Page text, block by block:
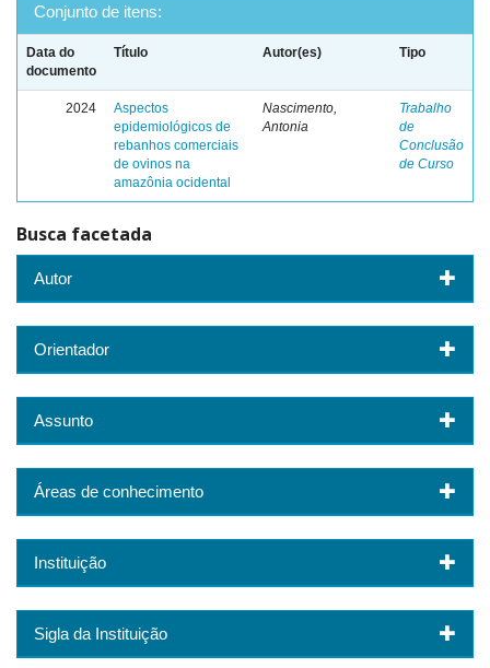
Conjunto de itens:
Data do
documento
Título Autor(es) Tipo
2024
Aspectos
epidemiológicos de
rebanhos comerciais
de ovinos na
amazônia ocidental
Nascimento,
Antonia
Trabalho
de
Conclusão
de Curso
Busca facetada
Autor
Orientador
Assunto
Áreas de conhecimento
Instituição
Sigla da Instituição